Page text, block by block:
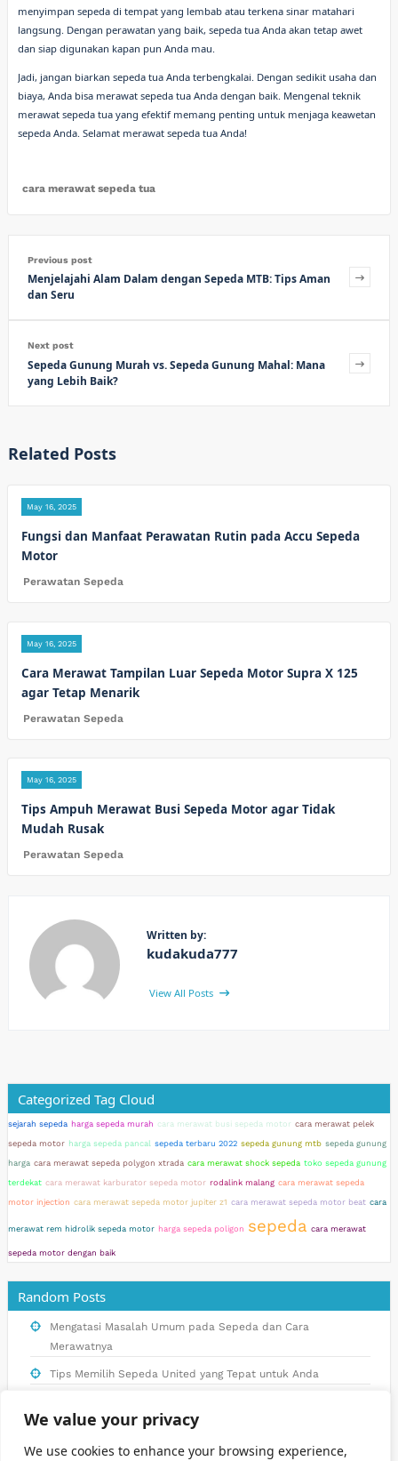
We value your privacy
We use cookies to enhance your browsing experience,
menyimpan sepeda di tempat yang lembab atau terkena sinar matahari
langsung. Dengan perawatan yang baik, sepeda tua Anda akan tetap awet
dan siap digunakan kapan pun Anda mau.
Jadi, jangan biarkan sepeda tua Anda terbengkalai. Dengan sedikit usaha dan
biaya, Anda bisa merawat sepeda tua Anda dengan baik. Mengenal teknik
merawat sepeda tua yang efektif memang penting untuk menjaga keawetan
sepeda Anda. Selamat merawat sepeda tua Anda!
cara merawat sepeda tua
Previous post
Menjelajahi Alam Dalam dengan Sepeda MTB: Tips Aman
dan Seru
Next post
Sepeda Gunung Murah vs. Sepeda Gunung Mahal: Mana
yang Lebih Baik?
Related Posts
May 16, 2025
Fungsi dan Manfaat Perawatan Rutin pada Accu Sepeda
Motor
Perawatan Sepeda
May 16, 2025
Cara Merawat Tampilan Luar Sepeda Motor Supra X 125
agar Tetap Menarik
Perawatan Sepeda
May 16, 2025
Tips Ampuh Merawat Busi Sepeda Motor agar Tidak
Mudah Rusak
Perawatan Sepeda
Written by:
kudakuda777
View All Posts
Categorized Tag Cloud
sejarah sepeda harga sepeda murah cara merawat busi sepeda motor cara merawat pelek
sepeda motor harga sepeda pancal sepeda terbaru 2022 sepeda gunung mtb sepeda gunung
harga cara merawat sepeda polygon xtrada cara merawat shock sepeda toko sepeda gunung
terdekat cara merawat karburator sepeda motor rodalink malang cara merawat sepeda
motor injection cara merawat sepeda motor jupiter z1 cara merawat sepeda motor beat cara
merawat rem hidrolik sepeda motor harga sepeda poligon sepeda cara merawat
sepeda motor dengan baik
Random Posts
Mengatasi Masalah Umum pada Sepeda dan Cara
Merawatnya
Tips Memilih Sepeda United yang Tepat untuk Anda
Indonesia
Bagaimana Memperpanjang Usia Baterai Sepeda Motor